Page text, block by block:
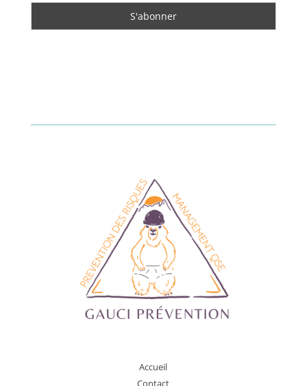
Accueil
Contact